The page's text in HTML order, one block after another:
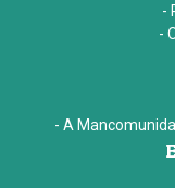
-
-
- A